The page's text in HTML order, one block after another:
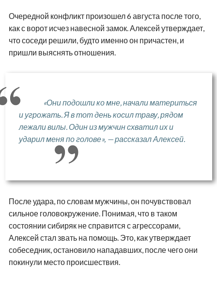
Очередной конфликт произошел 6 августа после того,
как с ворот исчез навесной замок. Алексей утверждает,
что соседи решили, будто именно он причастен, и
пришли выяснять отношения.
«Они подошли ко мне, начали материться
и угрожать. Я в тот день косил траву, рядом
лежали вилы. Один из мужчин схватил их и
ударил меня по голове», — рассказал Алексей.
После удара, по словам мужчины, он почувствовал
сильное головокружение. Понимая, что в таком
состоянии сибиряк не справится с агрессорами,
Алексей стал звать на помощь. Это, как утверждает
собеседник, остановило нападавших, после чего они
покинули место происшествия.